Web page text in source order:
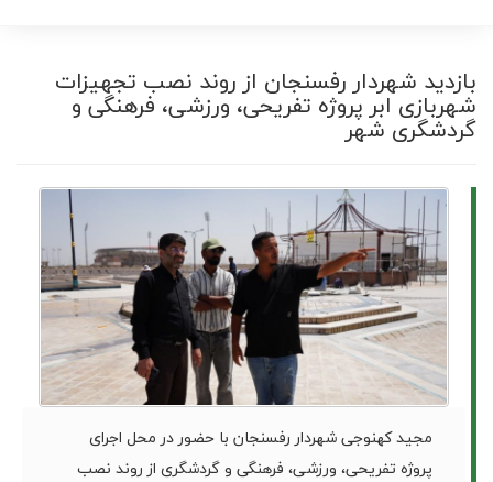
بازدید شهردار رفسنجان از روند نصب تجهیزات
شهربازی ابر پروژه تفریحی، ورزشی، فرهنگی و
گردشگری شهر
مجید کهنوجی شهردار رفسنجان با حضور در محل اجرای
پروژه تفریحی، ورزشی، فرهنگی و گردشگری از روند نصب